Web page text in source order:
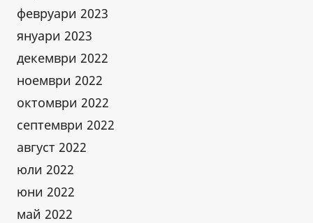
февруари 2023
януари 2023
декември 2022
ноември 2022
октомври 2022
септември 2022
август 2022
юли 2022
юни 2022
май 2022